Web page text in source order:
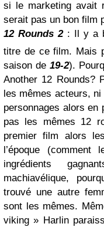
si le marketing avait
serait pas un bon film
12 Rounds 2: Il y a
titre de ce film. Mais
saison de19-2).
Another 12 Rounds?
les mêmes acteurs,
personnages alors en
pas les mêmes 12
premier film alors
l’époque
ingrédients
machiavélique,
trouvé une autre
sont les mêmes.
viking » Harlin